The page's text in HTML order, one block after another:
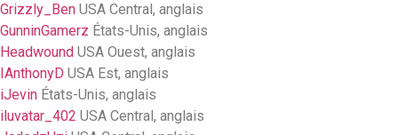
Grizzly_Ben USA Central, anglais
GunninGamerz États-Unis, anglais
Headwound USA Ouest, anglais
IAnthonyD USA Est, anglais
iJevin États-Unis, anglais
iluvatar_402 USA Central, anglais